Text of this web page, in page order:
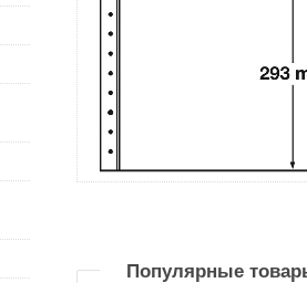
Популярные